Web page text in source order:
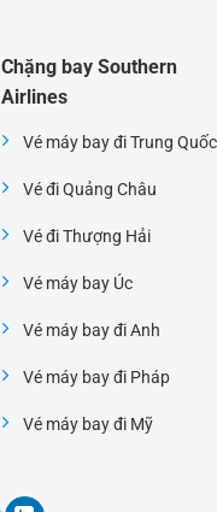
Chặng bay Southern
Airlines
Vé máy bay đi Trung Quốc
Vé đi Quảng Châu
Vé đi Thượng Hải
Vé máy bay Úc
Vé máy bay đi Anh
Vé máy bay đi Pháp
Vé máy bay đi Mỹ